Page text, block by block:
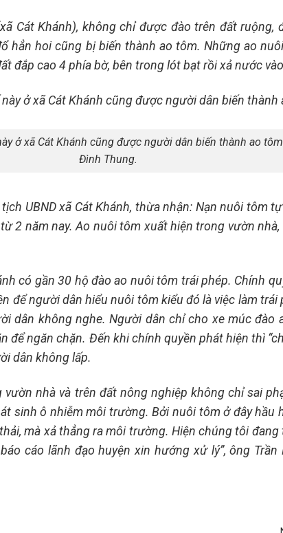
Cát Khánh), không chỉ được đào trên đất ruộng,
hẳn hoi cũng bị biến thành ao tôm. Những ao
đắp cao 4 phía bờ, bên trong lót bạt rồi xả nước
ở xã Cát Khánh cũng được người dân biến thành ao
Đình Thung.
UBND xã Cát Khánh, thừa nhận: Nạn nuôi tôm
2 năm nay. Ao nuôi tôm xuất hiện trong vườn nhà,
có gần 30 hộ đào ao nuôi tôm trái phép. Chính
để người dân hiểu nuôi tôm kiểu đó là việc làm trái
dân không nghe. Người dân chỉ cho xe múc đào
để ngăn chặn. Đến khi chính quyền phát hiện thì
dân không lấp.
vườn nhà và trên đất nông nghiệp không chỉ sai
sinh ô nhiễm môi trường. Bởi nuôi tôm ở đây hầu
mà xả thẳng ra môi trường. Hiện chúng tôi
cáo lãnh đạo huyện xin hướng xử lý”, ông Trần